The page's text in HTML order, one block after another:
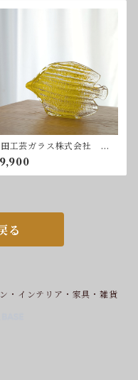
工芸ガラス株式会社
る
インテリア・家具・雑貨